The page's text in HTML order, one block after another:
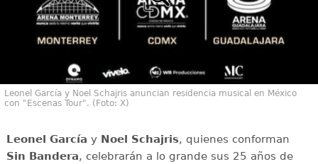
Leonel García y Noel Schajris anuncian residencia musical en México
con "Escenas Tour". (Foto: X)
Leonel García yNoel Schajris, quienes conforman
Sin Bandera, celebrarán a lo grande sus 25 años de